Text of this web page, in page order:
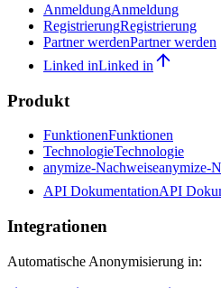
AnmeldungAnmeldung
RegistrierungRegistrierung
Partner werdenPartner werden
Linked inLinked in
Produkt
FunktionenFunktionen
TechnologieTechnologie
anymize-Nachweiseanymize-
API DokumentationAPI
Integrationen
Automatische Anonymisierung in: